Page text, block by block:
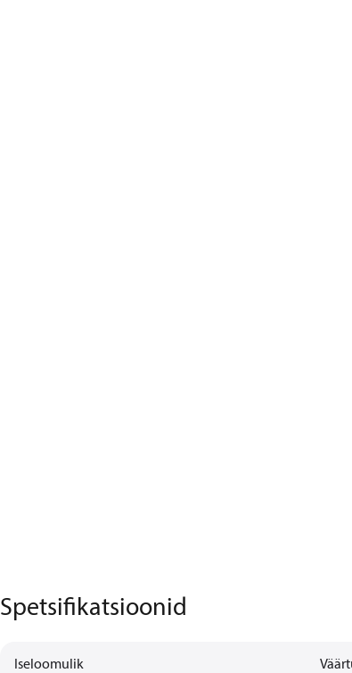
Spetsifikatsioonid
Iseloomulik